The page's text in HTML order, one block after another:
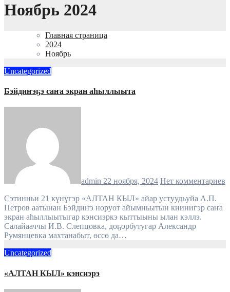
Ноябрь 2024
Главная страница
2024
Ноябрь
Uncategorized
Бэйдиҥэҕэ саҥа экран аһыллыыта
admin 22 ноября, 2024 Нет комментариев
Сэтинньи 21 күнүгэр «АЛТАН КЫЛ» айар устуудьуйа А.П.
Петров аатынан Бэйдиҥэ норуот айымньытын киинигэр саҥа
экран аһыллыытыгар кэнсиэркэ кыттыыны ылан кэллэ.
Салайааччы И.В. Слепцовка, доҕорбутугар Александр
Румянцевка махтанабыт, өссө да…
Uncategorized
«АЛТАН КЫЛ» кэнсиэрэ